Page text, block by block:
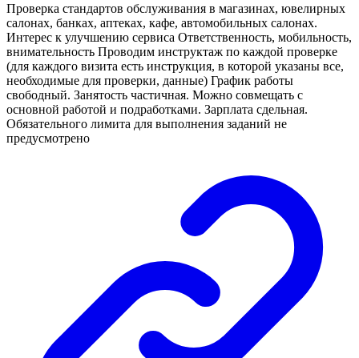
Проверка стандартов обслуживания в магазинах, ювелирных
салонах, банках, аптеках, кафе, автомобильных салонах.
Интерес к улучшению сервиса Ответственность, мобильность,
внимательность Проводим инструктаж по каждой проверке
(для каждого визита есть инструкция, в которой указаны все,
необходимые для проверки, данные) График работы
свободный. Занятость частичная. Можно совмещать с
основной работой и подработками. Зарплата сдельная.
Обязательного лимита для выполнения заданий не
предусмотрено